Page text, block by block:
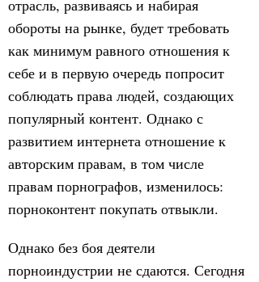
отрасль, развиваясь и набирая
обороты на рынке, будет требовать
как минимум равного отношения к
себе и в первую очередь попросит
соблюдать права людей, создающих
популярный контент. Однако с
развитием интернета отношение к
авторским правам, в том числе
правам порнографов, изменилось:
порноконтент покупать отвыкли.
Однако без боя деятели
порноиндустрии не сдаются. Сегодня